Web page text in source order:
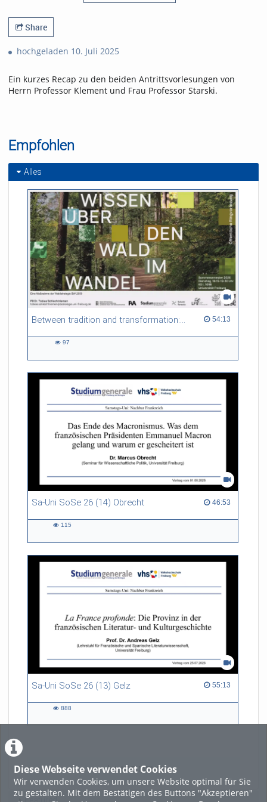
Diese Webseite verwendet Cookies
Wir verwenden Cookies, um unsere Website optimal für Sie
zu gestalten. Mit dem Bestätigen des Buttons "Akzeptieren"
Share
hochgeladen 10. Juli 2025
Ein kurzes Recap zu den beiden Antrittsvorlesungen von
Herrn Professor Klement und Frau Professor Starski.
Empfohlen
Alles
Between tradition and transformation: how owners, advisers and institutions co-create knowledge for resilient forests in Europe 54:13
54:13 duration
97
Sa-Uni SoSe 26 (14) Obrecht 46:53
46:53 duration
115
Sa-Uni SoSe 26 (13) Gelz 55:13
55:13 duration
888
LADE MEHR